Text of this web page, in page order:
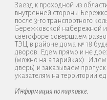
Заезд к проходной из
внутренней стороны
после 3-го транспортного
Бережковской набережной
светофоре совершаем
ТЭЦ в районе дома № 18
дворов. Едем прямо и не
(можно на аварийках). Идем
дверь) и заказываем
указателям на территории
Информация по парковке: